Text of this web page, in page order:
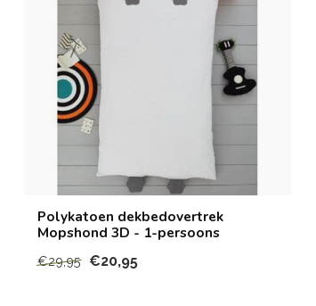
Polykatoen dekbedovertrek
Mopshond 3D - 1-persoons
€29,95 €20,95